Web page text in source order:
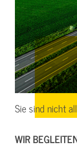
Sie sind nicht
WIR